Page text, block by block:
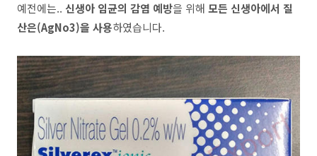
예전에는.. 신생아 임균의 감염 예방을 위해 모든 신생아에서 질
산은(AgNo3)을 사용하였습니다.